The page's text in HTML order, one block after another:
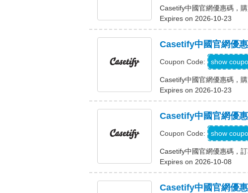
Casetify中國官網優惠碼，
Expires on 2026-10-23
Casetify中國官網優
Coupon Code: show
Casetify中國官網優惠碼，
Expires on 2026-10-23
Casetify中國官網優
Coupon Code: show
Casetify中國官網優惠碼，
Expires on 2026-10-08
Casetify中國官網優